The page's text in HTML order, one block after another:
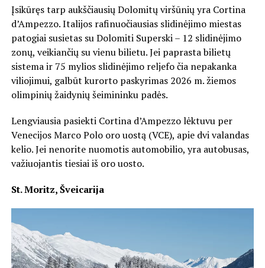
Įsikūręs tarp aukščiausių Dolomitų viršūnių yra Cortina
d’Ampezzo. Italijos rafinuočiausias slidinėjimo miestas
patogiai susietas su Dolomiti Superski – 12 slidinėjimo
zonų, veikiančių su vienu bilietu. Jei paprasta bilietų
sistema ir 75 mylios slidinėjimo reljefo čia nepakanka
viliojimui, galbūt kurorto paskyrimas 2026 m. žiemos
olimpinių žaidynių šeimininku padės.
Lengviausia pasiekti Cortina d’Ampezzo lėktuvu per
Venecijos Marco Polo oro uostą (VCE), apie dvi valandas
kelio. Jei nenorite nuomotis automobilio, yra autobusas,
važiuojantis tiesiai iš oro uosto.
St. Moritz, Šveicarija